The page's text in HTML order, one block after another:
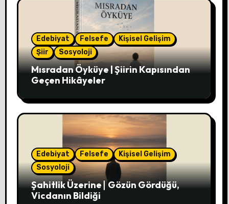
Edebiyat Felsefe
Kişisel Gelişim
Şiir
Sosyoloji
Mısradan Öyküye | Şiirin Kapısından
Geçen Hikâyeler
Edebiyat Felsefe
Kişisel Gelişim
Sosyoloji
Şahitlik Üzerine∣ Gözün Gördüğü,
Vicdanın Bildiği